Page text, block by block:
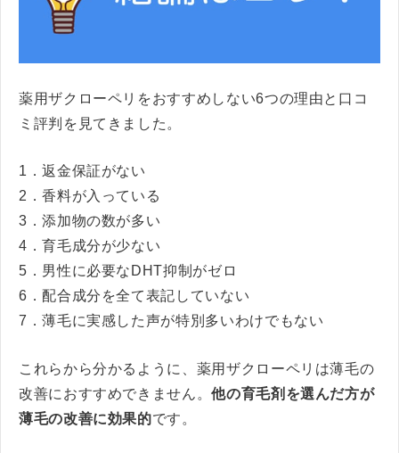
薬用ザクローペリをおすすめしない6つの理由と口コ
ミ評判を見てきました。
1．返金保証がない
2．香料が入っている
3．添加物の数が多い
4．育毛成分が少ない
5．男性に必要なDHT抑制がゼロ
6．配合成分を全て表記していない
7．薄毛に実感した声が特別多いわけでもない
これらから分かるように、薬用ザクローペリは薄毛の
改善におすすめできません。他の育毛剤を選んだ方が
薄毛の改善に効果的です。